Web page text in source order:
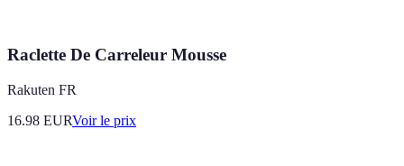
Raclette De Carreleur Mousse
Rakuten FR
16.98 EURVoir le prix